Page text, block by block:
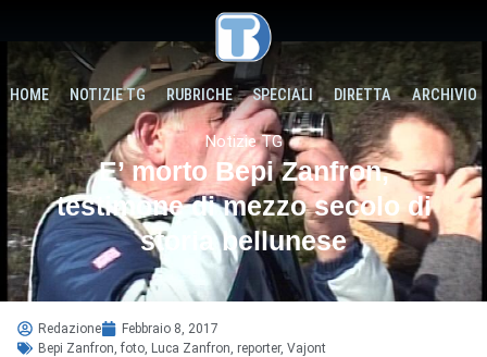
HOME NOTIZIE TG RUBRICHE SPECIALI DIRETTA ARCHIVIO
Notizie TG
E’ morto Bepi Zanfron,
testimone di mezzo secolo di
storia bellunese
Redazione
Febbraio 8, 2017
Bepi Zanfron foto Luca Zanfron reporter, Vajont